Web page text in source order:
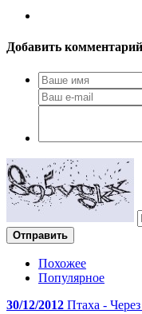
Добавить комментарий
Отправить
Похожее
Популярное
30/12/2012 Птаха -